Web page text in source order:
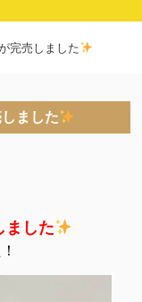
完売しました
ました
ました